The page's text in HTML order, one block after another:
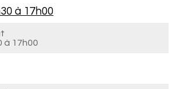
à 17h00
à 17h00